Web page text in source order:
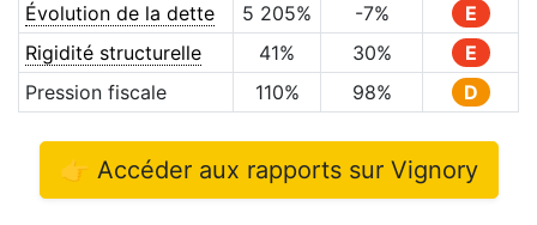
Évolution de la dette 5 205% -7%
E
Rigidité structurelle
41% 30%
E
Pression fiscale
110% 98% D
👉 Accéder aux rapports sur Vignory